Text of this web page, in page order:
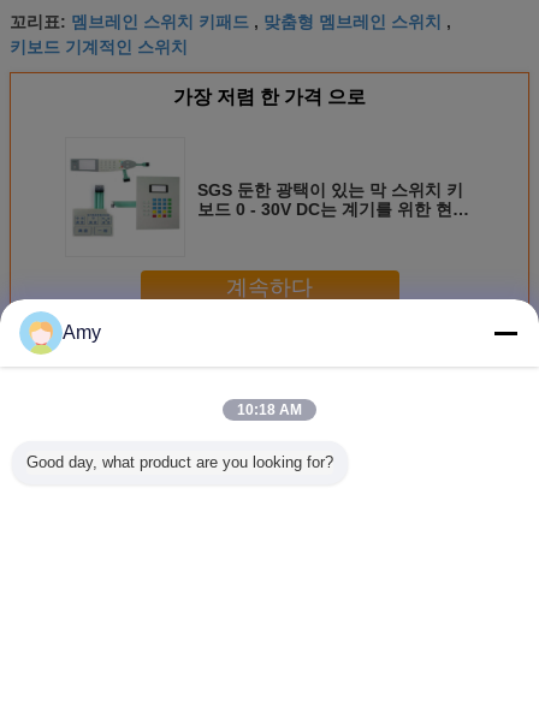
꼬리표: 멤브레인 스위치 키패드 , 맞춤형 멤브레인 스위치 ,
키보드 기계적인 스위치
가장 저렴 한 가격 으로
SGS 둔한 광택이 있는 막 스위치 키
보드 0 - 30V DC는 계기를 위한 현재
계속하다
더 많은 것
Amy
10:18 AM
Good day, what product are you looking for?